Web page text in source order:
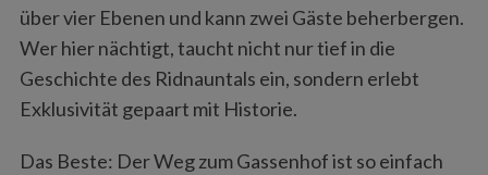
über vier Ebenen und kann zwei Gäste beherbergen.
Wer hier nächtigt, taucht nicht nur tief in die
Geschichte des Ridnauntals ein, sondern erlebt
Exklusivität gepaart mit Historie.
Das Beste: Der Weg zum Gassenhof ist so einfach